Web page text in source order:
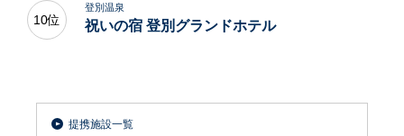
10位
登別温泉
祝いの宿 登別グランドホテル
提携施設一覧